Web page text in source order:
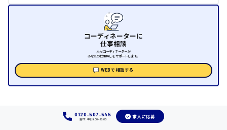
福山市
コーディネーターに
仕事相談
人材コーディネーターが
あなたの仕事探しをサポートします。
WEBで相談する
0120-507-545
受付：平日9:00 - 18:00
求人に応募